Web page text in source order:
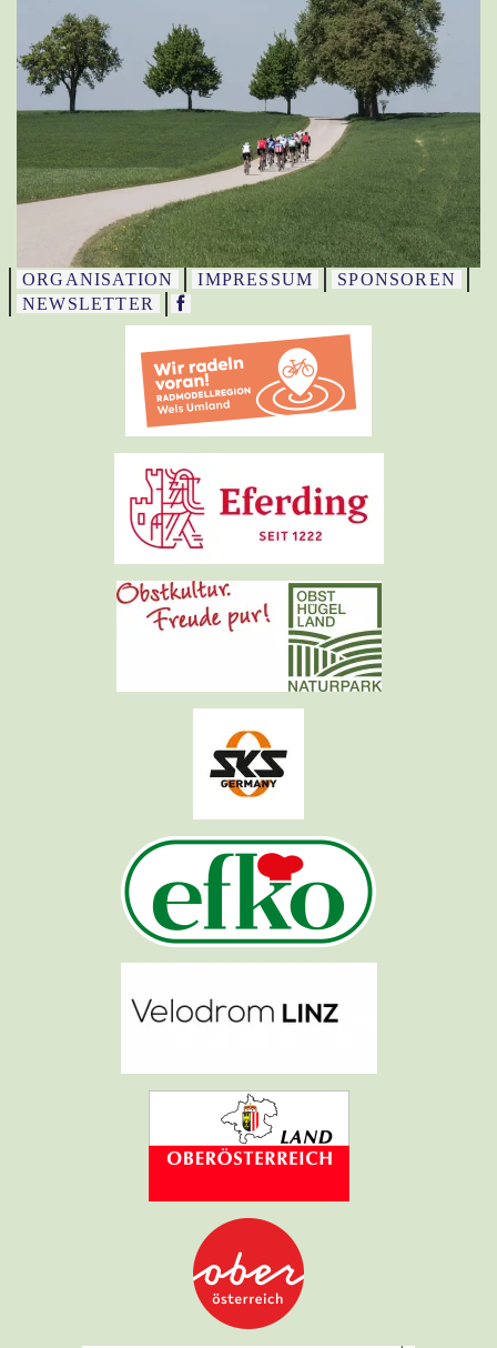
ORGANISATION IMPRESSUM
SPONSOREN
NEWSLETTER